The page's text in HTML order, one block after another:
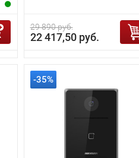
29 890 руб.
22 417,50 руб.
-35%